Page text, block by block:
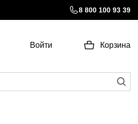
8 800 100 93 39
Войти Корзина